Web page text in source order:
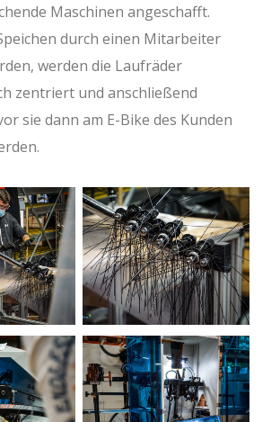
Maschinen angeschafft.
durch einen Mitarbeiter
werden die Laufräder
zentriert und anschließend
sie dann am E-Bike des Kunden